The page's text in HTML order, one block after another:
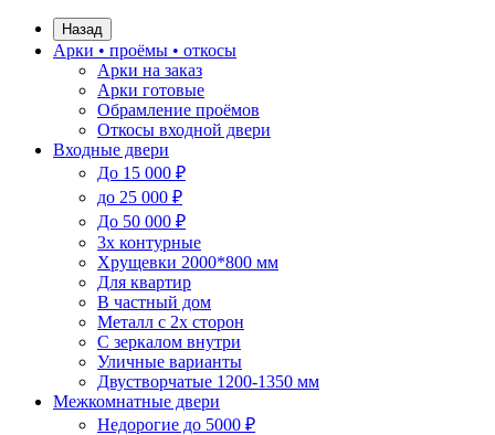
Назад
Арки • проёмы • откосы
Арки на заказ
Арки готовые
Обрамление проёмов
Откосы входной двери
Входные двери
До 15 000 ₽
до 25 000 ₽
До 50 000 ₽
3х контурные
Хрущевки 2000*800 мм
Для квартир
В частный дом
Металл с 2х сторон
С зеркалом внутри
Уличные варианты
Двустворчатые 1200-1350 мм
Межкомнатные двери
Недорогие до 5000 ₽